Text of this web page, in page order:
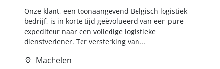
Onze klant, een toonaangevend Belgisch logistiek
bedrijf, is in korte tijd geëvolueerd van een pure
expediteur naar een volledige logistieke
dienstverlener. Ter versterking van...
Machelen